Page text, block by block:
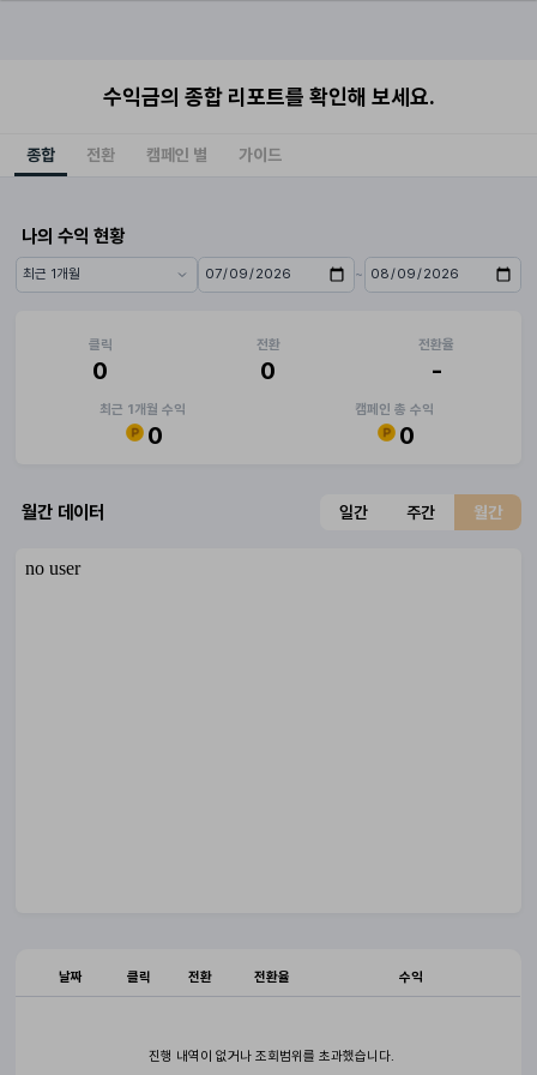
수익금의 종합 리포트를 확인해 보세요.
종합 전환 캠페인 별 가이드
나의 수익 현황
기간 프리셋 시작일 ~
종료일
클릭
0
전환
0
전환율
-
최근 1개월 수익
0
캠페인 총 수익
0
월간 데이터 일간 주간 월간
날짜 클릭 전환 전환율 수익
진행 내역이 없거나 조회범위를 초과했습니다.